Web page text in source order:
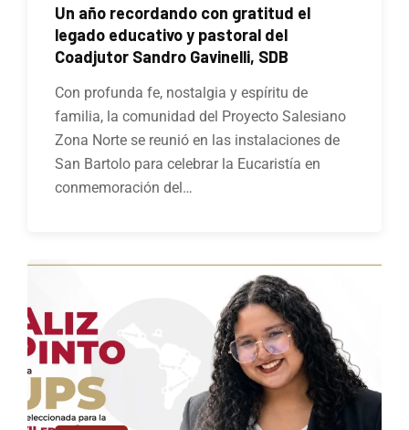
Un año recordando con gratitud el
legado educativo y pastoral del
Coadjutor Sandro Gavinelli, SDB
Con profunda fe, nostalgia y espíritu de
familia, la comunidad del Proyecto Salesiano
Zona Norte se reunió en las instalaciones de
San Bartolo para celebrar la Eucaristía en
conmemoración del…